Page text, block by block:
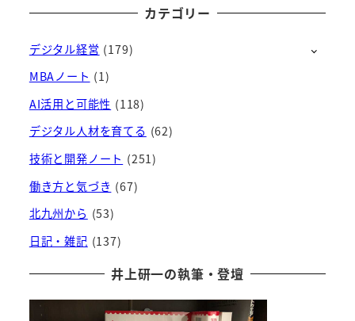
ー
イ
ブ
カテゴリー
デジタル経営 (179)
MBAノート (1)
AI活用と可能性 (118)
デジタル人材を育てる (62)
技術と開発ノート (251)
働き方と気づき (67)
北九州から (53)
日記・雑記 (137)
井上研一の執筆・登壇